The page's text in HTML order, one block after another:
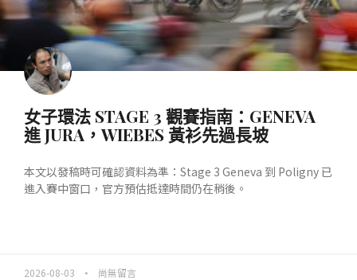
女子環法 STAGE 3 觀賽指南：GENEVA
進 JURA，WIEBES 黃衫先過長坡
本文以發稿時可確認資料為準：Stage 3 Geneva 到 Poligny 已
進入賽中窗口，官方預估抵達時間仍在稍後。
2026-08-03 尚無留言